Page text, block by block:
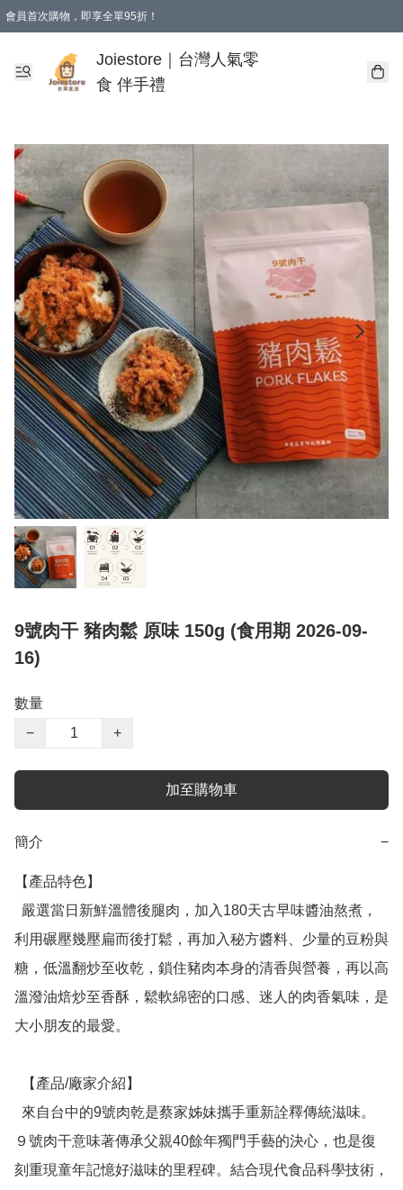
會員首次購物，即享全單95折！
購物滿 HKD 350.00即享免運費優惠！（適用於 本地送貨、本地取貨 )
Joiestore｜台灣人氣零
食 伴手禮
9號肉干 豬肉鬆 原味 150g (食用期 2026-09-
16)
數量
−
+
加至購物車
簡介 −
【產品特色】
利用碾壓幾壓扁而後打鬆，再加入秘方醬料、少量的豆粉與
糖，低溫翻炒至收乾，鎖住豬肉本身的清香與營養，再以高
溫潑油焙炒至香酥，鬆軟綿密的口感、迷人的肉香氣味，是
大小朋友的最愛。
９號肉干意味著傳承父親40餘年獨門手藝的決心，也是復
刻重現童年記憶好滋味的里程碑。結合現代食品科學技術，